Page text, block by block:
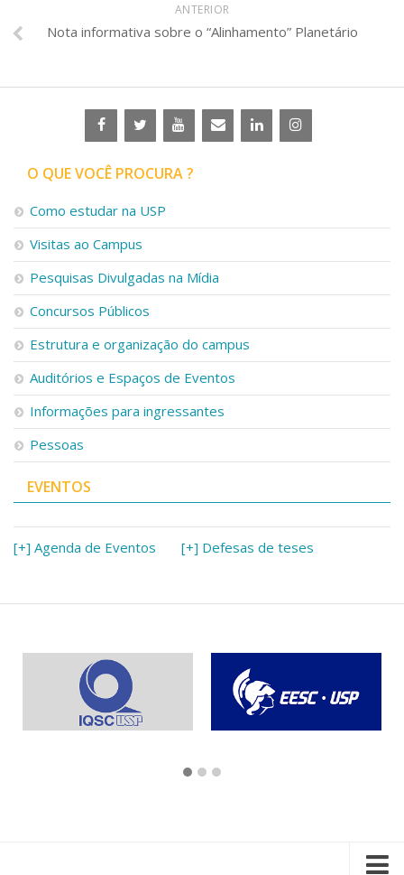
ANTERIOR
Nota informativa sobre o “Alinhamento” Planetário
O QUE VOCÊ PROCURA ?
Como estudar na USP
Visitas ao Campus
Pesquisas Divulgadas na Mídia
Concursos Públicos
Estrutura e organização do campus
Auditórios e Espaços de Eventos
Informações para ingressantes
Pessoas
EVENTOS
[+] Agenda de Eventos [+] Defesas de teses